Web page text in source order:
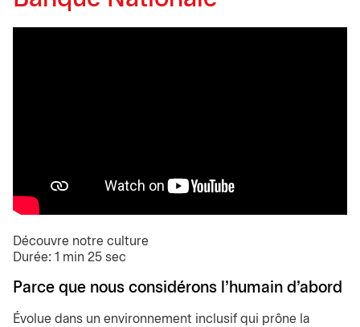
Parce que nous considérons l'humain d'abord
Évolue dans un environnement inclusif qui prône la
Découvre notre culture
Durée: 1 min 25 sec